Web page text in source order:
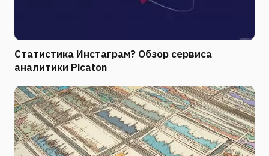
Статистика Инстаграм? Обзор сервиса
аналитики Picaton